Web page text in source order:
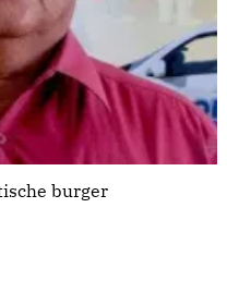
burger